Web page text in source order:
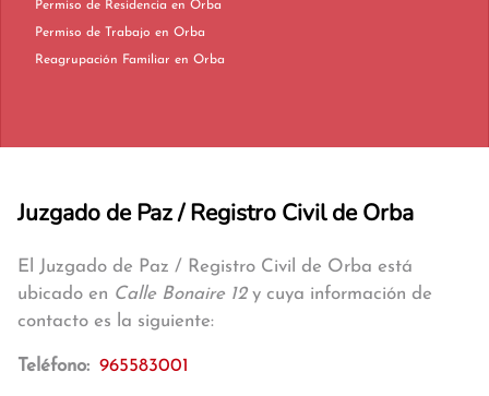
Permiso de Residencia en Orba
Permiso de Trabajo en Orba
Reagrupación Familiar en Orba
Juzgado de Paz / Registro Civil de Orba
El Juzgado de Paz / Registro Civil de Orba está
ubicado en Calle Bonaire 12y cuya información de
contacto es la siguiente:
Teléfono: 965583001